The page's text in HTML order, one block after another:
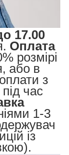
17.00
Оплата
розмірі
або в
з
час
1-3
із